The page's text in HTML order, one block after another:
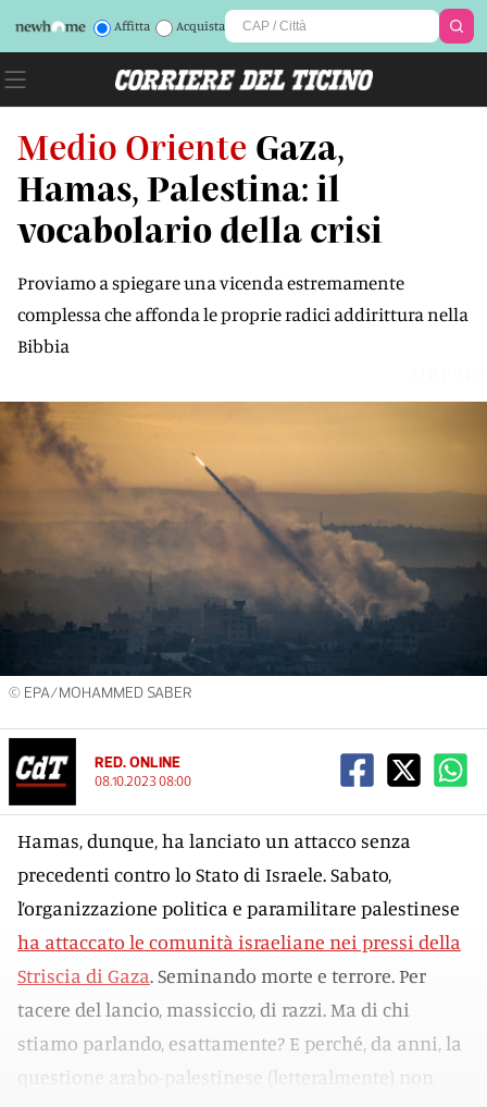
Affitta Acquista
Medio Oriente Gaza,
Hamas, Palestina: il
vocabolario della crisi
Proviamo a spiegare una vicenda estremamente
complessa che affonda le proprie radici addirittura nella
Bibbia
© EPA/MOHAMMED SABER
RED. ONLINE
08.10.2023 08:00
Hamas, dunque, ha lanciato un attacco senza
precedenti contro lo Stato di Israele. Sabato,
l’organizzazione politica e paramilitare palestinese
ha attaccato le comunità israeliane nei pressi della
Striscia di Gaza. Seminando morte e terrore. Per
tacere del lancio, massiccio, di razzi. Ma di chi
stiamo parlando, esattamente? E perché, da anni, la
questione arabo-palestinese (letteralmente) non